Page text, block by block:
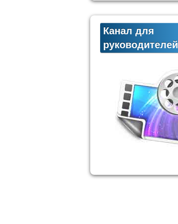
Канал для
руководителей